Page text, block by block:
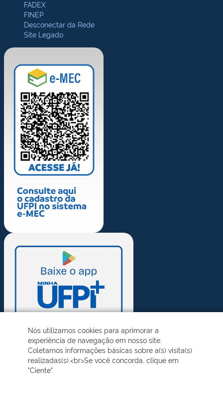
FADEX
FINEP
Desconectar da Rede
Site Legado
Nós utilizamos cookies para aprimorar a
experiência de navegação em nosso site.
Coletamos informações básicas sobre a(s) visita(s)
realizadas(s).<br>Se você concorda, clique em
"Ciente".